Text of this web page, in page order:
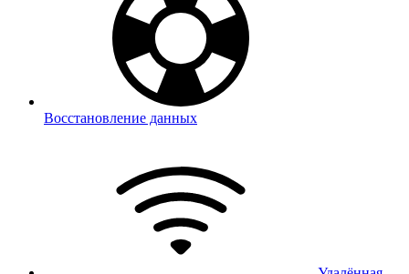
Восстановление данных